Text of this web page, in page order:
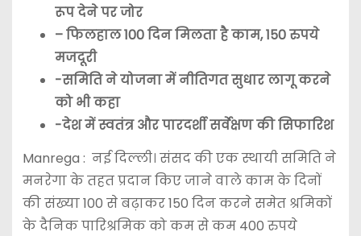
रूप देने पर जोर
– फिलहाल 100 दिन मिलता है काम, 150 रुपये
मजदूरी
-समिति ने योजना में नीतिगत सुधार लागू करने
को भी कहा
-देश में स्वतंत्र और पारदर्शी सर्वेक्षण की सिफारिश
Manrega : नई दिल्ली। संसद की एक स्थायी समिति ने
मनरेगा के तहत प्रदान किए जाने वाले काम के दिनों
की संख्या 100 से बढ़ाकर 150 दिन करने समेत श्रमिकों
के दैनिक पारिश्रमिक को कम से कम 400 रुपये